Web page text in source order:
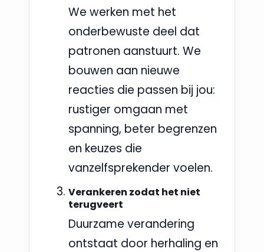
We werken met het
onderbewuste deel dat
patronen aanstuurt. We
bouwen aan nieuwe
reacties die passen bij jou:
rustiger omgaan met
spanning, beter begrenzen
en keuzes die
vanzelfsprekender voelen.
Verankeren zodat het niet
terugveert
Duurzame verandering
ontstaat door herhaling en